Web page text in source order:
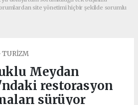
site yönetimi hiçbir şekilde sorumlu
TURİZM
Meydan
restorasyon
sürüyor